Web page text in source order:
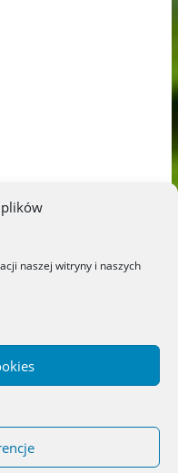
naszej witryny i naszych
dla dzieci i młodzieży –
rights reserved.
Powered by